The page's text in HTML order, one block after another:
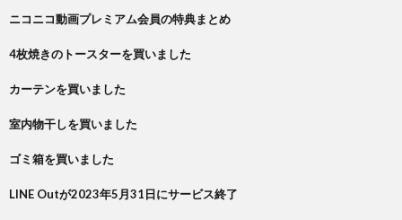
ニコニコ動画プレミアム会員の特典まとめ
4枚焼きのトースターを買いました
カーテンを買いました
室内物干しを買いました
ゴミ箱を買いました
LINE Outが2023年5月31日にサービス終了